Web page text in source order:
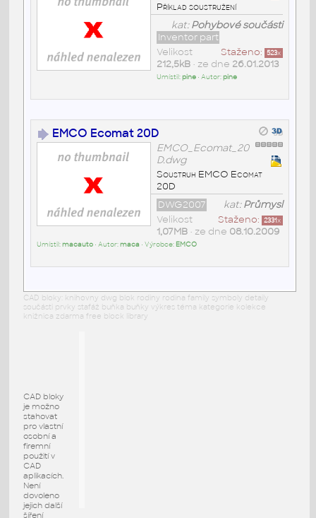
Příklad soustružení
kat:Pohybové součásti
Inventor part
Staženo: 523x
Velikost
212,5kB• ze dne 26.01.2013
Umístil:pine• Autor:pine
EMCO Ecomat 20D
EMCO_Ecomat_20
D.dwg
Soustruh EMCO Ecomat
20D
kat:Průmysl
DWG2007
Staženo: 2331x
Velikost
1,07MB• ze dne 08.10.2009
Umístil:macauto• Autor:maca • Výrobce: EMCO
CAD bloky: knihovny dwg blok rodiny rodina family symboly detaily
součásti prvky stafáž buňka buňky výkres téma kategorie kolekce
knižnica zdarma free block library
CAD bloky
je možno
stahovat
pro vlastní
osobní a
firemní
použití v
CAD
aplikacích.
Není
dovoleno
jejich další
šíření